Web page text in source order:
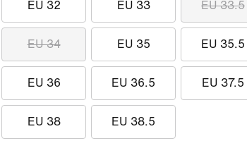
EU 32 EU 33 EU 33.5
EU 34 EU 35 EU 35.5
EU 36 EU 36.5 EU 37.5
EU 38 EU 38.5